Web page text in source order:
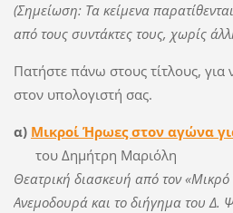
(Σημείωση: Τα κείμενα
από τους συντάκτες τους, χωρίς
Πατήστε πάνω στους τίτλους, για
στον υπολογιστή σας.
α) Μικροί Ήρωες στον αγώνα
του Δημήτρη Μαριόλη
Θεατρική διασκευή από τον
Ανεμοδουρά και το διήγημα του Δ.